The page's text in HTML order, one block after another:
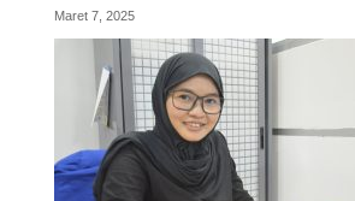
Maret 7, 2025